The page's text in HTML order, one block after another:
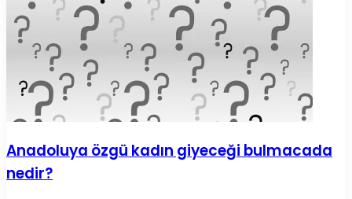
Anadoluya özgü kadın giyeceği bulmacada
nedir?